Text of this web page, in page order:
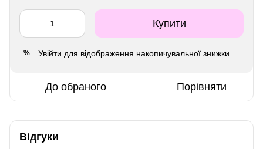
Купити
% Увійти для відображення накопичувальної знижки
До обраного Порівняти
Відгуки